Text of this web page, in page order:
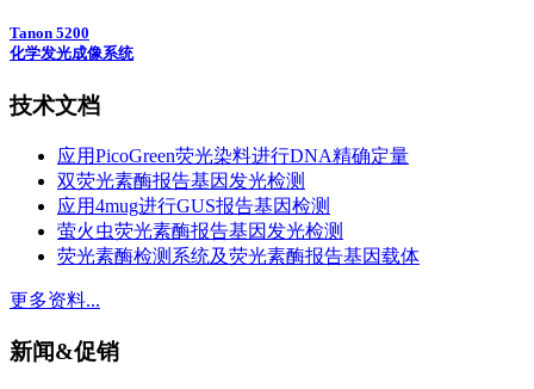
Tanon 5200
化学发光成像系统
技术文档
应用PicoGreen荧光染料进行DNA精确定量
双荧光素酶报告基因发光检测
应用4mug进行GUS报告基因检测
萤火虫荧光素酶报告基因发光检测
荧光素酶检测系统及荧光素酶报告基因载体
更多资料...
新闻&促销